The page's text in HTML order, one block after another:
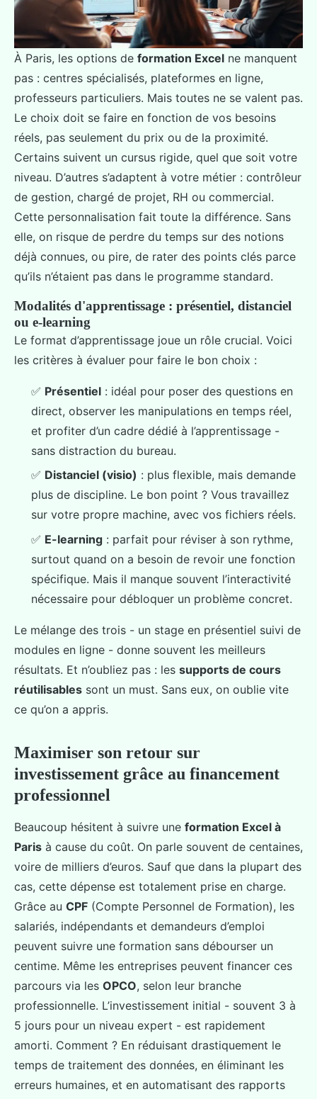
À Paris, les options de formation Excel ne manquent
pas : centres spécialisés, plateformes en ligne,
professeurs particuliers. Mais toutes ne se valent pas.
Le choix doit se faire en fonction de vos besoins
réels, pas seulement du prix ou de la proximité.
Certains suivent un cursus rigide, quel que soit votre
niveau. D’autres s’adaptent à votre métier : contrôleur
de gestion, chargé de projet, RH ou commercial.
Cette personnalisation fait toute la différence. Sans
elle, on risque de perdre du temps sur des notions
déjà connues, ou pire, de rater des points clés parce
qu’ils n’étaient pas dans le programme standard.
Modalités d'apprentissage : présentiel, distanciel
ou e-learning
Le format d’apprentissage joue un rôle crucial. Voici
les critères à évaluer pour faire le bon choix :
✅ Présentiel : idéal pour poser des questions en
direct, observer les manipulations en temps réel,
et profiter d’un cadre dédié à l’apprentissage -
sans distraction du bureau.
✅ Distanciel (visio) : plus flexible, mais demande
plus de discipline. Le bon point ? Vous travaillez
sur votre propre machine, avec vos fichiers réels.
✅ E-learning : parfait pour réviser à son rythme,
surtout quand on a besoin de revoir une fonction
spécifique. Mais il manque souvent l’interactivité
nécessaire pour débloquer un problème concret.
Le mélange des trois - un stage en présentiel suivi de
modules en ligne - donne souvent les meilleurs
résultats. Et n’oubliez pas : les supports de cours
réutilisables sont un must. Sans eux, on oublie vite
ce qu’on a appris.
Maximiser son retour sur
investissement grâce au financement
professionnel
Beaucoup hésitent à suivre une formation Excel à
Paris à cause du coût. On parle souvent de centaines,
voire de milliers d’euros. Sauf que dans la plupart des
cas, cette dépense est totalement prise en charge.
Grâce au CPF (Compte Personnel de Formation), les
salariés, indépendants et demandeurs d’emploi
peuvent suivre une formation sans débourser un
centime. Même les entreprises peuvent financer ces
parcours via les OPCO, selon leur branche
professionnelle. L’investissement initial - souvent 3 à
5 jours pour un niveau expert - est rapidement
amorti. Comment ? En réduisant drastiquement le
temps de traitement des données, en éliminant les
erreurs humaines, et en automatisant des rapports